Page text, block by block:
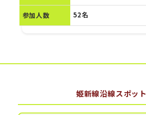
参加人数 52名
姫新線沿線スポット